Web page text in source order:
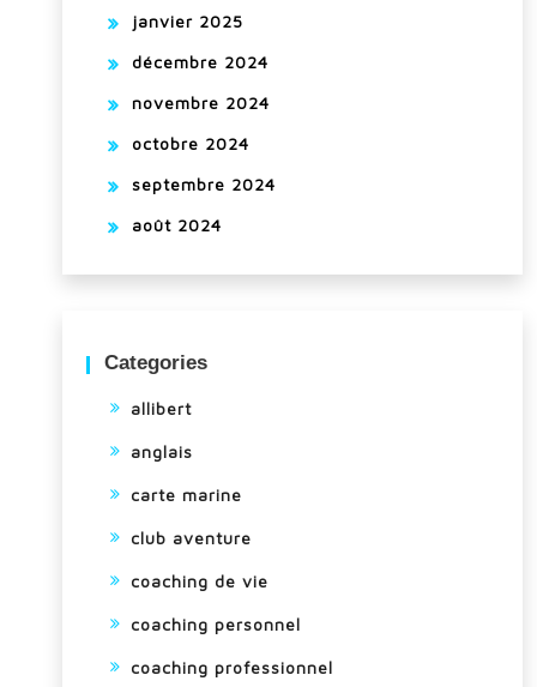
janvier 2025
décembre 2024
novembre 2024
octobre 2024
septembre 2024
août 2024
Categories
allibert
anglais
carte marine
club aventure
coaching de vie
coaching personnel
coaching professionnel